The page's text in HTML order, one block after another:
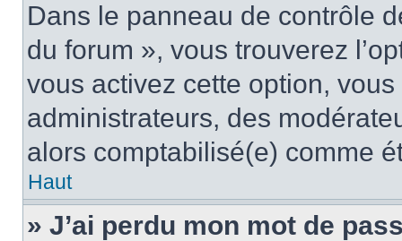
Dans le panneau de contrôle
du forum », vous trouverez
vous activez cette option,
administrateurs, des
alors comptabilisé(e) comme
Haut
» J’ai perdu mon mot de